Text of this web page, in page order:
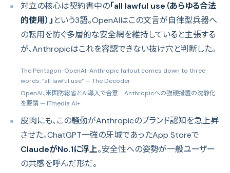
対立の核心は契約書中の「all lawful use（あらゆる合法
的使用）」 という3語。OpenAIはこの文言が自律型兵器へ
の転用を防ぐ多層的な安全網を維持していると主張する
が、Anthropicはこれを容認できない抜け穴と判断した。
The Pentagon-OpenAI-Anthropic fallout comes down to three
words: “all lawful use” — The Decoder
OpenAI、米国防総省とAI導入で合意 Anthropicへの強硬措置の沈静化
を要請 — ITmedia AI+
皮肉にも、この騒動がAnthropicのブランド認知を急上昇
させた。ChatGPT一強の牙城であったApp Storeで
ClaudeがNo.1に浮上。安全性への姿勢が一般ユーザー
の共感を呼んだ形だ。